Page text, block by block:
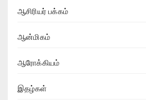
ஆசிரியர் பக்கம்
ஆன்மிகம்
ஆரோக்கியம்
இதழ்கள்